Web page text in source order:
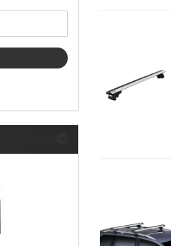
Zubehör anzeigen
Thule Ersatzteile
Gepäck und Reisetaschen
Schliesszylinder
Thule Professional